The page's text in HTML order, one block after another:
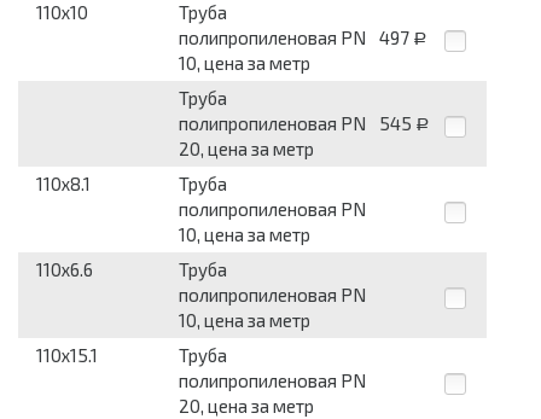
110x10
Труба
полипропиленовая PN
10, цена за метр
497 Р
Труба
полипропиленовая PN
20, цена за метр
545 Р
110x8.1
Труба
полипропиленовая PN
10, цена за метр
110x6.6
Труба
полипропиленовая PN
10, цена за метр
110x15.1
Труба
полипропиленовая PN
20, цена за метр